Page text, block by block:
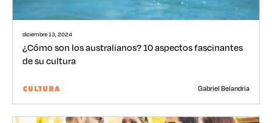
diciembre 13, 2024
¿Cómo son los australianos? 10 aspectos fascinantes
de su cultura
CULTURA Gabriel Belandria